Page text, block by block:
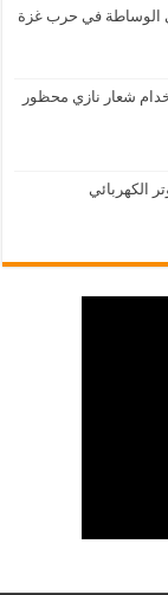
الوساطة في حرب غزة
شعار نازي محظور
الكهربائي